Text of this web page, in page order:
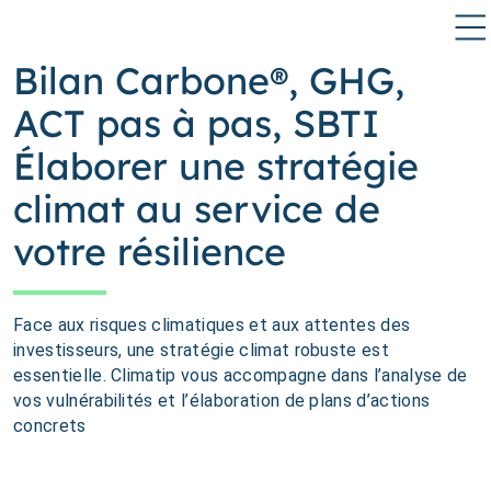
Bilan Carbone®, GHG,
ACT pas à pas, SBTI
Élaborer une stratégie
climat au service de
votre résilience
Face aux risques climatiques et aux attentes des
investisseurs, une stratégie climat robuste est
essentielle. Climatip vous accompagne dans l’analyse de
vos vulnérabilités et l’élaboration de plans d’actions
concrets